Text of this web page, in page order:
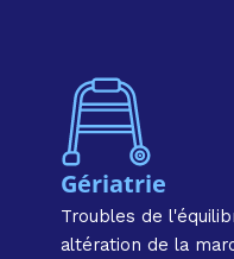
Gériatrie
Troubles de
altération de la